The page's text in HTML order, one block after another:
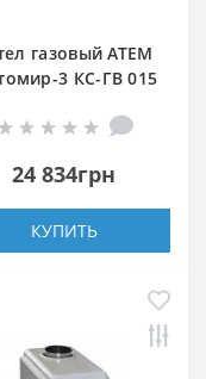
газовый АТЕМ
3 КС-ГВ 015
24 834грн
КУПИТЬ